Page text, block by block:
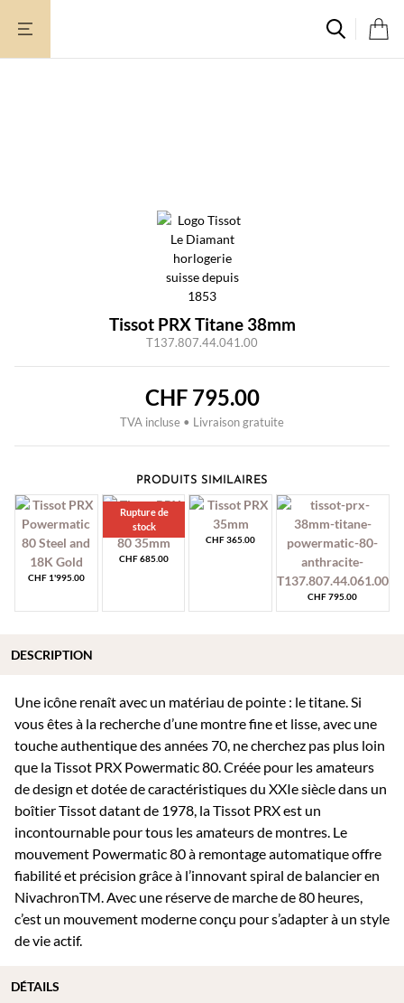
Tissot PRX Titane 38mm
T137.807.44.041.00
CHF795.00
TVA incluse • Livraison gratuite
PRODUITS SIMILAIRES
CHF1'995.00
Rupture de
stock
CHF685.00
CHF365.00
CHF795.00
Une icône renaît avec un matériau de pointe : le titane. Si
vous êtes à la recherche d’une montre fine et lisse, avec une
touche authentique des années 70, ne cherchez pas plus loin
que la Tissot PRX Powermatic 80. Créée pour les amateurs
de design et dotée de caractéristiques du XXIe siècle dans un
boîtier Tissot datant de 1978, la Tissot PRX est un
incontournable pour tous les amateurs de montres. Le
mouvement Powermatic 80 à remontage automatique offre
fiabilité et précision grâce à l’innovant spiral de balancier en
NivachronTM. Avec une réserve de marche de 80 heures,
c’est un mouvement moderne conçu pour s’adapter à un style
de vie actif.
DESCRIPTION
DÉTAILS